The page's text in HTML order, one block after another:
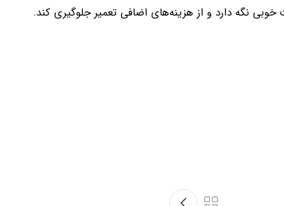
نگه دارد و از هزینه‌های اضافی تعمیر جلوگیری کند.